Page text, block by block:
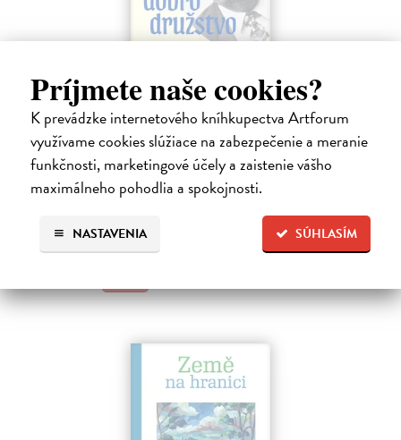
Príjmete naše cookies?
K prevádzke internetového kníhkupectva Artforum
využívame cookies slúžiace na zabezpečenie a meranie
funkčnosti, marketingové účely a zaistenie vášho
maximálneho pohodlia a spokojnosti.
SÚHLASÍM
NASTAVENIA
Dobrodružstvo prekladu
Hečko Blahoslav| Kniha
„Nádherná kniha o úskaliach prekladateľského remesla a bohatstve
nášho jazyka.“ Adam Berka, vydavateľ Blahoslav Hečko (*1915 Suchá
nad Parnou – †2002 Bratislava) je jedny´m z najvy´znamnejších
Na sklade